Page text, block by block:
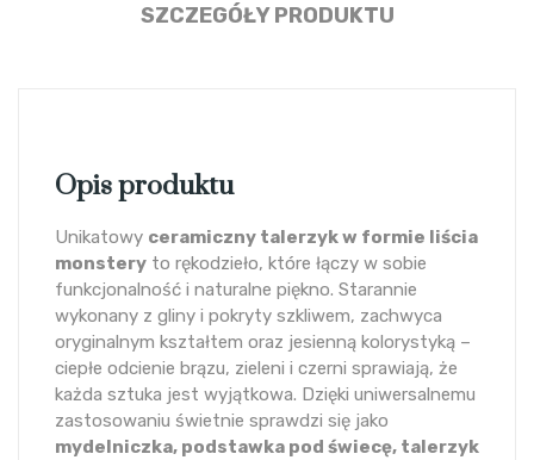
SZCZEGÓŁY PRODUKTU
Opis produktu
Unikatowy ceramiczny talerzyk w formie liścia
monstery to rękodzieło, które łączy w sobie
funkcjonalność i naturalne piękno. Starannie
wykonany z gliny i pokryty szkliwem, zachwyca
oryginalnym kształtem oraz jesienną kolorystyką –
ciepłe odcienie brązu, zieleni i czerni sprawiają, że
każda sztuka jest wyjątkowa. Dzięki uniwersalnemu
zastosowaniu świetnie sprawdzi się jako
mydelniczka, podstawka pod świecę, talerzyk